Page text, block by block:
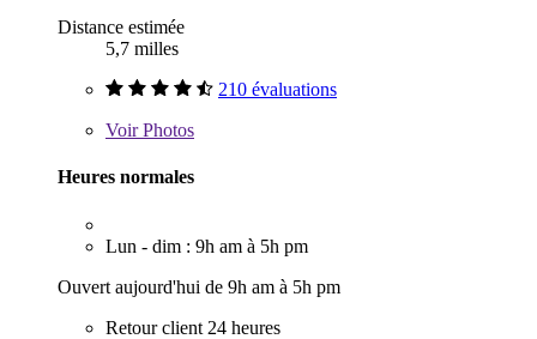
Distance estimée
5,7 milles
210 évaluations
VoirPhotos
Heures normales
Lun - dim : 9h am à 5h pm
Ouvert aujourd'hui de 9h am à 5h pm
Retour client 24 heures